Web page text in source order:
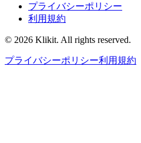
プライバシーポリシー
利用規約
© 2026 Klikit. All rights reserved.
プライバシーポリシー利用規約